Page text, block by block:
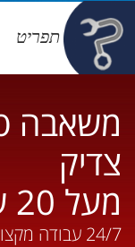
תפריט
משאבה
צדיק
מעל 20 שנות ניסיון ומוניטין
24/7 עבודה מקצועית, מהירה ונקיה